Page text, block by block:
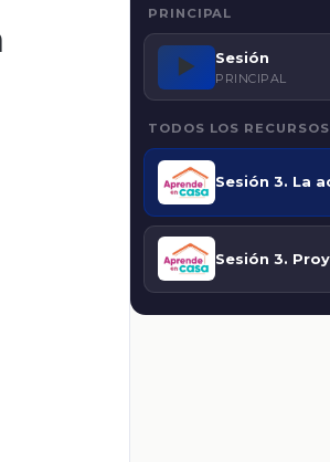
PRINCIPAL
▶️ Sesión
PRINCIPAL
TODOS LOS RECURSOS